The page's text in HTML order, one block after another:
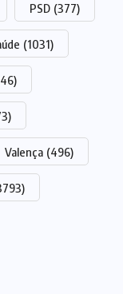
PSD (377)
(1031)
Valença (496)